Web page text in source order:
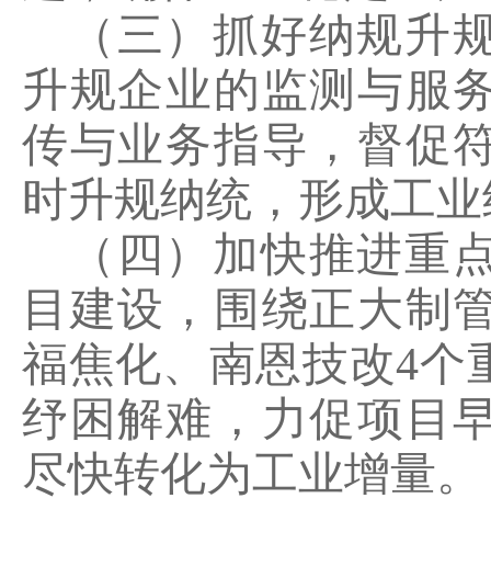
（三）抓好纳规升
升规企业的监测与服
传与业务指导，督促
时升规纳统，形成工
（四）加快推进重
目建设，围绕正大制
福焦化、南恩技改4个
纾困解难，力促项目
尽快转化为工业增量。